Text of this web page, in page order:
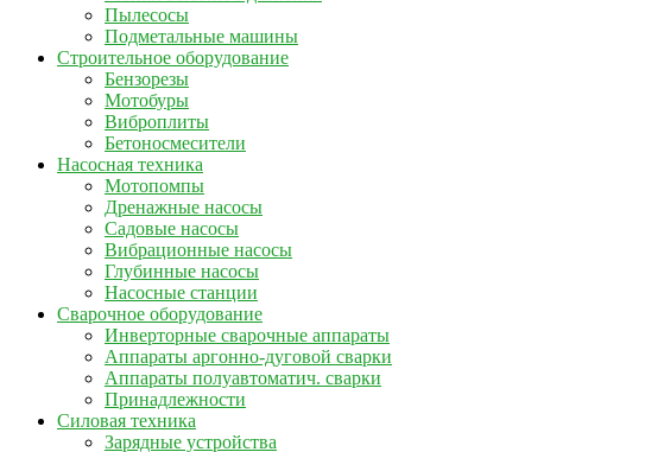
Пылесосы
Подметальные машины
Строительное оборудование
Бензорезы
Мотобуры
Виброплиты
Бетоносмесители
Насосная техника
Мотопомпы
Дренажные насосы
Садовые насосы
Вибрационные насосы
Глубинные насосы
Насосные станции
Сварочное оборудование
Инверторные сварочные аппараты
Аппараты аргонно-дуговой сварки
Аппараты полуавтоматич. сварки
Принадлежности
Силовая техника
Зарядные устройства